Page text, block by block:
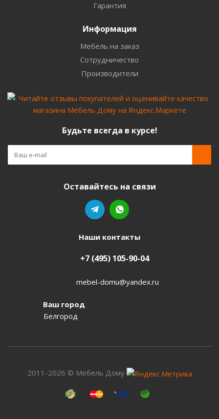
Гарантия
Информация
Мебель на заказ
Сотрудничество
Производители
Будьте всегда в курсе!
Оставайтесь на связи
Наши контакты
+7 (495) 105-90-04
mebel-domu@yandex.ru
Ваш город
Белгород
2011-2026 © Мебель Дому